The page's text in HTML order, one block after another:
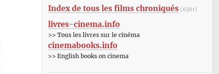
Index de tous les films chroniqués (6381)
livres-cinema.info
>> Tous les livres sur le cinéma
cinemabooks.info
>> English books on cinema